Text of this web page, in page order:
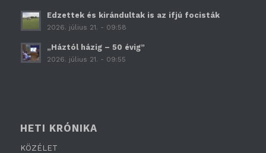
Edzettek és kirándultak is az ifjú focisták
2026. július 21. - 09:58
„Háztól házig – 50 évig”
2026. július 21. - 09:55
HETI KRÓNIKA
KÖZÉLET